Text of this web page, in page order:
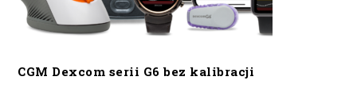
CGM Dexcom serii G6 bez kalibracji